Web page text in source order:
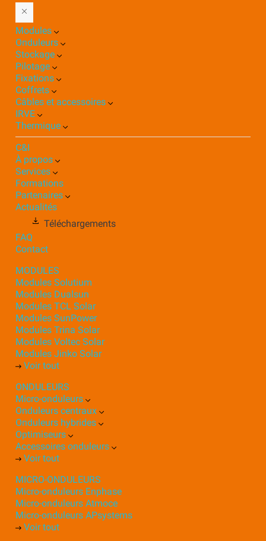
Modules
Onduleurs
Stockage
Pilotage
Fixations
Coffrets
Câbles et accessoires
IRVE
Thermique
C&I
À propos
Services
Formations
Partenaires
Actualités
Téléchargements
FAQ
Contact
MODULES
Modules Solutium
Modules Dualsun
Modules TCL Solar
Modules SunPower
Modules Trina Solar
Modules Voltec Solar
Modules Jinko Solar
Voir tout
ONDULEURS
Micro-onduleurs
Onduleurs centraux
Onduleurs hybrides
Optimiseurs
Accessoires onduleurs
Voir tout
MICRO-ONDULEURS
Micro-onduleurs Enphase
Micro-onduleurs Atmoce
Micro-onduleurs APsystems
Voir tout